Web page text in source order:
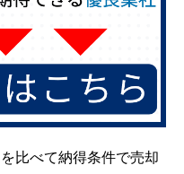
比べて納得条件で売却